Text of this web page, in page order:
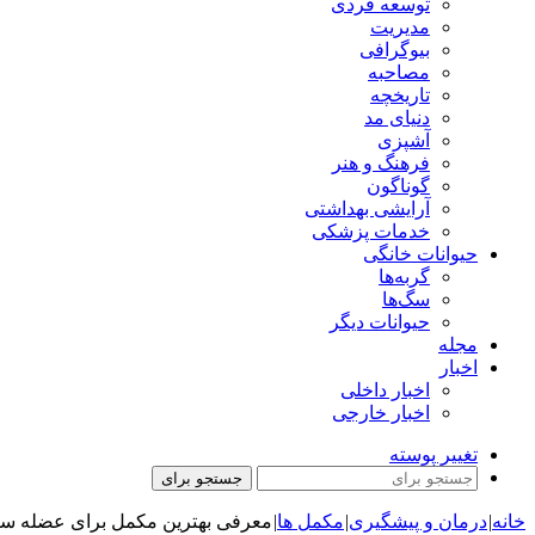
توسعه فردی
مدیریت
بیوگرافی
مصاحبه
تاریخچه
دنیای مد
آشپزی
فرهنگ و هنر
گوناگون
آرایشی بهداشتی
خدمات پزشکی
حیوانات خانگی
گربه‌ها
سگ‌ها
حیوانات دیگر
مجله
اخبار
اخبار داخلی
اخبار خارجی
تغییر پوسته
جستجو برای
خانه|درمان و پیشگیری|مکمل ها|معرفی بهترین مکمل برای عضله